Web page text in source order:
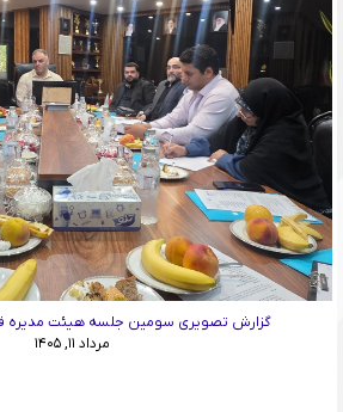
گزارش تصویری سومین جلسه هیئت مدیره
مرداد ۱۱, ۱۴۰۵